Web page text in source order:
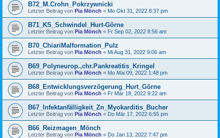
B72_M.Crohn_Pokrzywnicki
Letzter Beitrag von Pia Mönch « Mo Okt 31, 2022 8:37 pm
B71_KS_Schwindel_Hurt-Görne
Letzter Beitrag von Pia Mönch « Fr Sep 02, 2022 8:56 am
B70_ChiariMalformation_Pulz
Letzter Beitrag von Pia Mönch « Mi Aug 31, 2022 9:06 am
B69_Polyneurop.,chr.Pankreatitis_Kringel
Letzter Beitrag von Pia Mönch « Mo Mai 09, 2022 1:48 pm
B68_Entwicklungsverzögerung_Hurt_Görne
Letzter Beitrag von Pia Mönch « Fr Mär 18, 2022 9:22 am
B67_Infektanfälligkeit_Zn_Myokarditis_Bucher
Letzter Beitrag von Pia Mönch « Do Mär 17, 2022 6:55 pm
B66_Reizmagen_Mönch
Letzter Beitrag von Pia Mönch « Do Jan 13, 2022 7:47 pm